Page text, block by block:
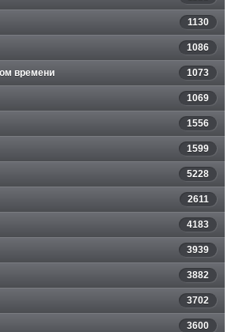
1130
1086
времени 1073
1069
1556
1599
5228
2611
4183
3939
3882
3702
3600